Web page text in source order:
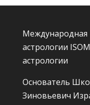
Международная
астрологии
астрологии
Основатель
Зиновьевич